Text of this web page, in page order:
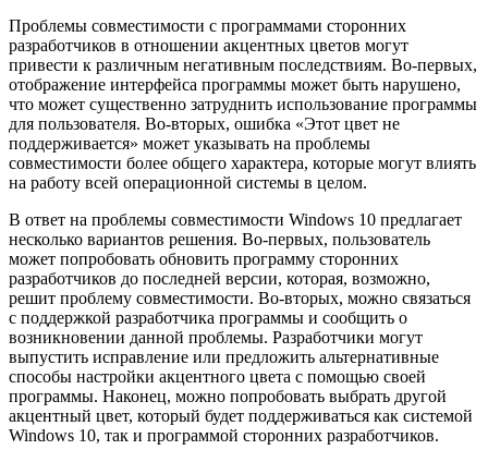
Проблемы совместимости с программами сторонних
разработчиков в отношении акцентных цветов могут
привести к различным негативным последствиям. Во-первых,
отображение интерфейса программы может быть нарушено,
что может существенно затруднить использование программы
для пользователя. Во-вторых, ошибка «Этот цвет не
поддерживается» может указывать на проблемы
совместимости более общего характера, которые могут влиять
на работу всей операционной системы в целом.
В ответ на проблемы совместимости Windows 10 предлагает
несколько вариантов решения. Во-первых, пользователь
может попробовать обновить программу сторонних
разработчиков до последней версии, которая, возможно,
решит проблему совместимости. Во-вторых, можно связаться
с поддержкой разработчика программы и сообщить о
возникновении данной проблемы. Разработчики могут
выпустить исправление или предложить альтернативные
способы настройки акцентного цвета с помощью своей
программы. Наконец, можно попробовать выбрать другой
акцентный цвет, который будет поддерживаться как системой
Windows 10, так и программой сторонних разработчиков.